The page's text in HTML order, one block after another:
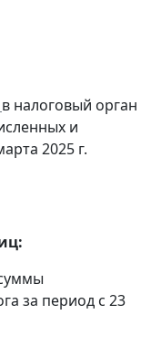
в налоговый орган
и
2025 г.
за период с 23